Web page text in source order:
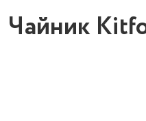
Чайник